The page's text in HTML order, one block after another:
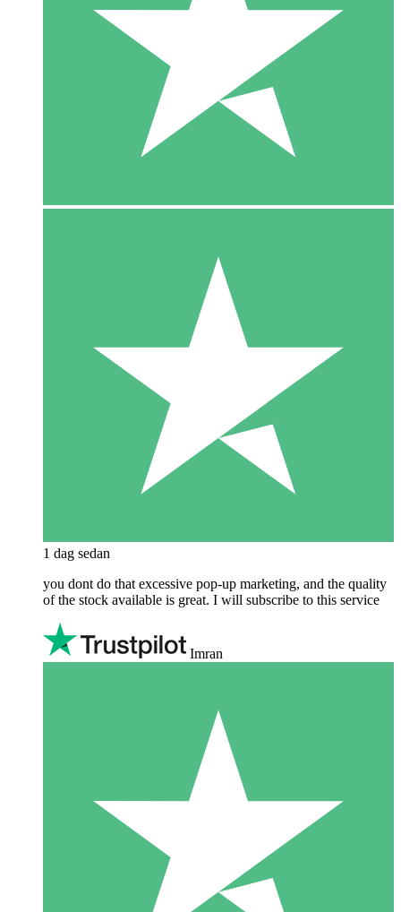
1 dag sedan
you dont do that excessive pop-up marketing, and the quality
of the stock available is great. I will subscribe to this service
Imran